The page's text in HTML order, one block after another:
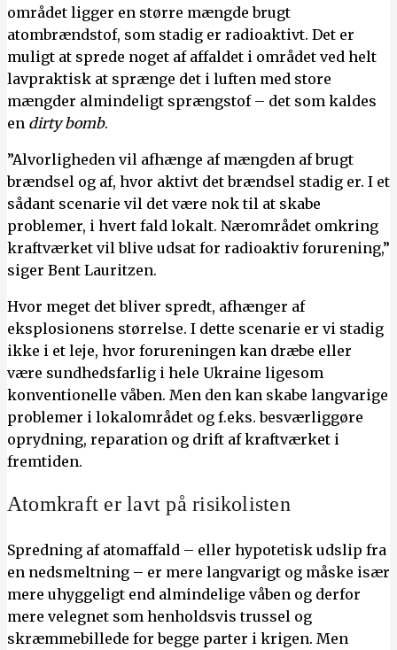
området ligger en større mængde brugt
atombrændstof, som stadig er radioaktivt. Det er
muligt at sprede noget af affaldet i området ved helt
lavpraktisk at sprænge det i luften med store
mængder almindeligt sprængstof – det som kaldes
en dirty bomb.
”Alvorligheden vil afhænge af mængden af brugt
brændsel og af, hvor aktivt det brændsel stadig er. I et
sådant scenarie vil det være nok til at skabe
problemer, i hvert fald lokalt. Nærområdet omkring
kraftværket vil blive udsat for radioaktiv forurening,”
siger Bent Lauritzen.
Hvor meget det bliver spredt, afhænger af
eksplosionens størrelse. I dette scenarie er vi stadig
ikke i et leje, hvor forureningen kan dræbe eller
være sundhedsfarlig i hele Ukraine ligesom
konventionelle våben. Men den kan skabe langvarige
problemer i lokalområdet og f.eks. besværliggøre
oprydning, reparation og drift af kraftværket i
fremtiden.
Atomkraft er lavt på risikolisten
Spredning af atomaffald – eller hypotetisk udslip fra
en nedsmeltning – er mere langvarigt og måske især
mere uhyggeligt end almindelige våben og derfor
mere velegnet som henholdsvis trussel og
skræmmebillede for begge parter i krigen. Men